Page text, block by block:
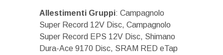
Allestimenti Gruppi: Campagnolo
Super Record 12V Disc, Campagnolo
Super Record EPS 12V Disc, Shimano
Dura-Ace 9170 Disc, SRAM RED eTap